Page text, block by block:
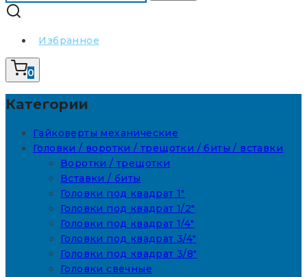
Избранное
0
Категории
Гайковерты механические
Головки / воротки / трещотки / биты / вставки
Воротки / трещотки
Вставки / биты
Головки под квадрат 1"
Головки под квадрат 1/2"
Головки под квадрат 1/4"
Головки под квадрат 3/4"
Головки под квадрат 3/8"
Головки свечные